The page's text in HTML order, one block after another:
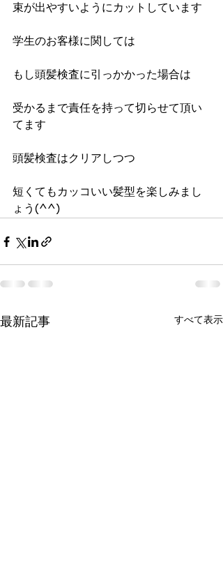
束が出やすいようにカットしています
学生のお客様に関しては
もし頭髪検査に引っかかった場合は
受かるまで責任を持って切らせて頂い
てます
頭髪検査はクリアしつつ
短くてもカッコいい髪型を楽しみまし
ょう(^^)
最新記事 すべて表示